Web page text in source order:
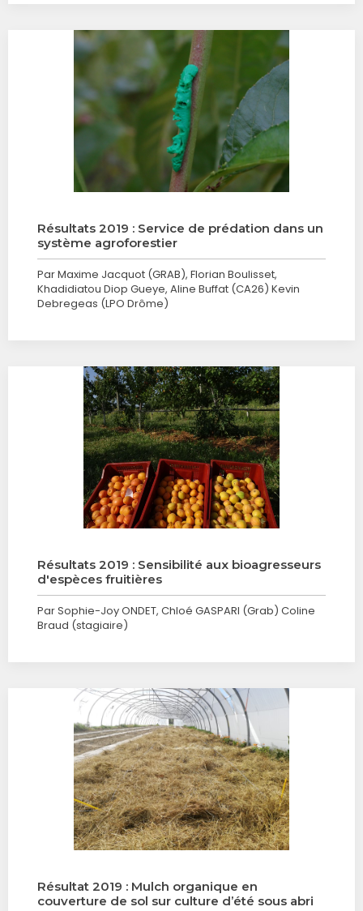
Résultats 2019 : Service de prédation dans un
système agroforestier
Par Maxime Jacquot (GRAB), Florian Boulisset,
Khadidiatou Diop Gueye, Aline Buffat (CA26) Kevin
Debregeas (LPO Drôme)
Résultats 2019 : Sensibilité aux bioagresseurs
d'espèces fruitières
Par Sophie-Joy ONDET, Chloé GASPARI (Grab) Coline
Braud (stagiaire)
Résultat 2019 : Mulch organique en
couverture de sol sur culture d’été sous abri